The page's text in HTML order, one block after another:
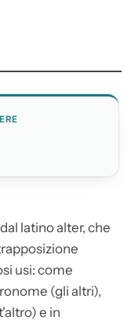
latino alter, che
usi: come
(gli altri),
altro) e in